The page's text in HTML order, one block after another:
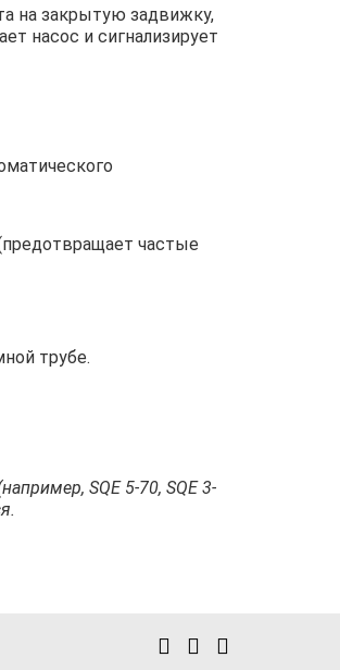
на закрытую задвижку,
насос и сигнализирует
частые
трубе.
SQE 5-70, SQE 3-